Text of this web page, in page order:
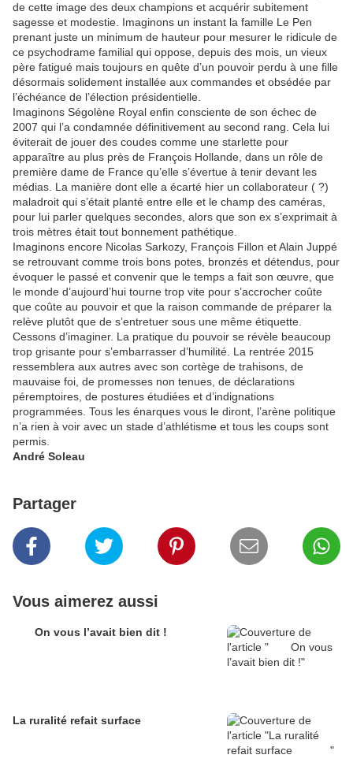
de cette image des deux champions et acquérir subitement
sagesse et modestie. Imaginons un instant la famille Le Pen
prenant juste un minimum de hauteur pour mesurer le ridicule de
ce psychodrame familial qui oppose, depuis des mois, un vieux
père fatigué mais toujours en quête d’un pouvoir perdu à une fille
désormais solidement installée aux commandes et obsédée par
l’échéance de l’élection présidentielle.
Imaginons Ségolène Royal enfin consciente de son échec de
2007 qui l’a condamnée définitivement au second rang. Cela lui
éviterait de jouer des coudes comme une starlette pour
apparaître au plus près de François Hollande, dans un rôle de
première dame de France qu’elle s’évertue à tenir devant les
médias. La manière dont elle a écarté hier un collaborateur ( ?)
maladroit qui s’était planté entre elle et le champ des caméras,
pour lui parler quelques secondes, alors que son ex s’exprimait à
trois mètres était tout bonnement pathétique.
Imaginons encore Nicolas Sarkozy, François Fillon et Alain Juppé
se retrouvant comme trois bons potes, bronzés et détendus, pour
évoquer le passé et convenir que le temps a fait son œuvre, que
le monde d’aujourd’hui tourne trop vite pour s’accrocher coûte
que coûte au pouvoir et que la raison commande de préparer la
relève plutôt que de s’entretuer sous une même étiquette.
Cessons d’imaginer. La pratique du pouvoir se révèle beaucoup
trop grisante pour s’embarrasser d’humilité. La rentrée 2015
ressemblera aux autres avec son cortège de trahisons, de
mauvaise foi, de promesses non tenues, de déclarations
péremptoires, de postures étudiées et d’indignations
programmées. Tous les énarques vous le diront, l’arène politique
n’a rien à voir avec un stade d’athlétisme et tous les coups sont
permis.
André Soleau
Partager
Vous aimerez aussi
On vous l’avait bien dit !